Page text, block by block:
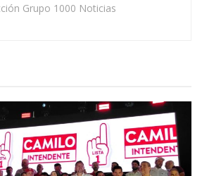
Grupo 1000 Noticias